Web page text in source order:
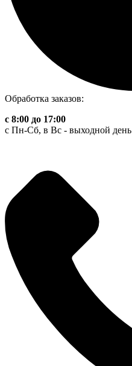
Обработка заказов:
с 8:00 до 17:00
с Пн-Сб, в Вс - выходной день